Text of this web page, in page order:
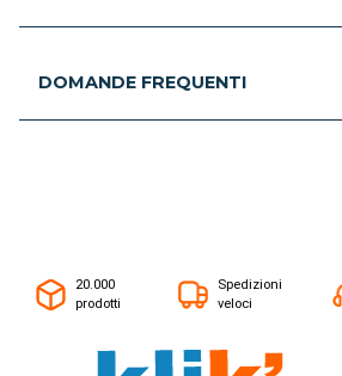
DOMANDE FREQUENTI
20.000
prodotti
Spedizioni
veloci